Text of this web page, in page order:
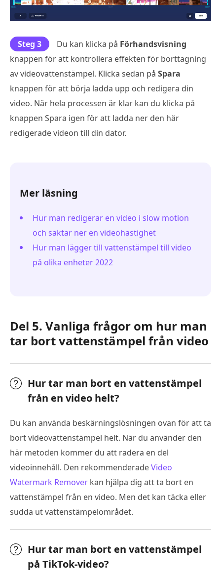
Steg 3 Du kan klicka på Förhandsvisning
knappen för att kontrollera effekten för borttagning
av videovattenstämpel. Klicka sedan på Spara
knappen för att börja ladda upp och redigera din
video. När hela processen är klar kan du klicka på
knappen Spara igen för att ladda ner den här
redigerade videon till din dator.
Mer läsning
Hur man redigerar en video i slow motion
och saktar ner en videohastighet
Hur man lägger till vattenstämpel till video
på olika enheter 2022
Del 5. Vanliga frågor om hur man
tar bort vattenstämpel från video
Hur tar man bort en vattenstämpel
från en video helt?
Du kan använda beskärningslösningen ovan för att ta
bort videovattenstämpel helt. När du använder den
här metoden kommer du att radera en del
videoinnehåll. Den rekommenderadeVideo
Watermark Remover kan hjälpa dig att ta bort en
vattenstämpel från en video. Men det kan täcka eller
sudda ut vattenstämpelområdet.
Hur tar man bort en vattenstämpel
på TikTok-video?